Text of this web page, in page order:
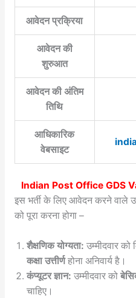
आवेदन प्रक्रिया
आवेदन की
शुरुआत
आवेदन की अंतिम
तिथि
आधिकारिक
वेबसाइट
Indian Post Office GDS
इस भर्ती के लिए आवेदन करने वाले
को पूरा करना होगा –
शैक्षणिक योग्यता: उम्मीदवार को
कक्षा उत्तीर्णहोना अनिवार्य है।
कंप्यूटर ज्ञान: उम्मीदवार को
चाहिए।